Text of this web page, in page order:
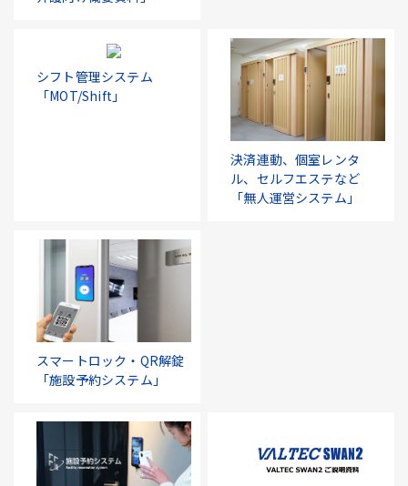
シフト管理システム
「MOT/Shift」
決済連動、個室レンタ
ル、セルフエステなど
「無人運営システム」
スマートロック・QR解錠
「施設予約システム」